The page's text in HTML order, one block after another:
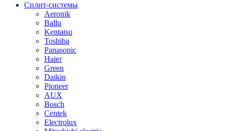
Сплит-системы
Аeronik
Ballu
Kentatsu
Toshiba
Panasonic
Haier
Green
Daikin
Pioneer
AUX
Bosch
Centek
Electrolux